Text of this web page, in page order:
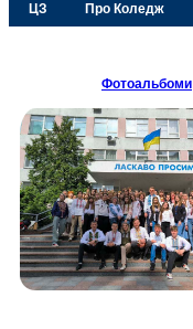
ЦЗ Про Коледж
Фотоальбоми